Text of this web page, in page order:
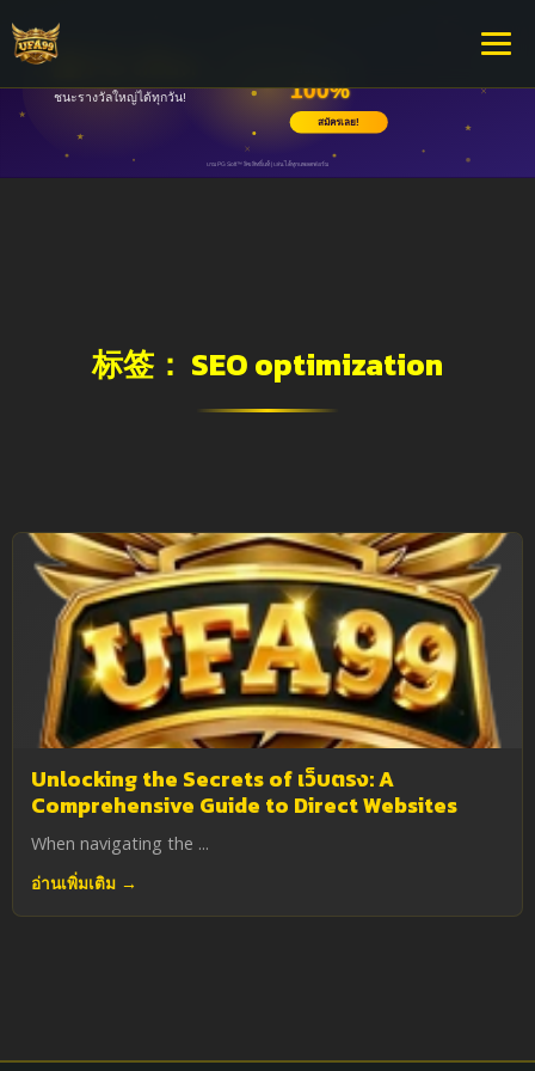
标签： SEO optimization
Unlocking the Secrets of เว็บตรง: A
Comprehensive Guide to Direct Websites
When navigating the ...
อ่านเพิ่มเติม →